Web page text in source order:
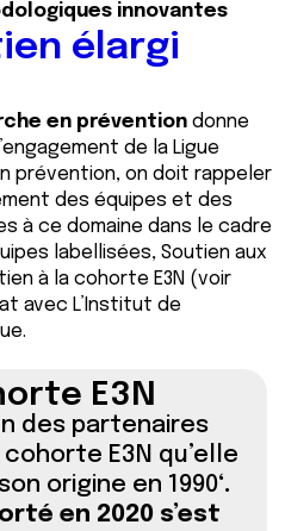
innovantes
élargi
en prévention donne
de la Ligue
prévention, on doit rappeler
des équipes et des
à ce domaine dans le cadre
labellisées, Soutien aux
à la cohorte E3N (voir
avec L’Institut de
E3N
des partenaires
E3N qu’elle
origine en 1990 .
en 2020 s’est